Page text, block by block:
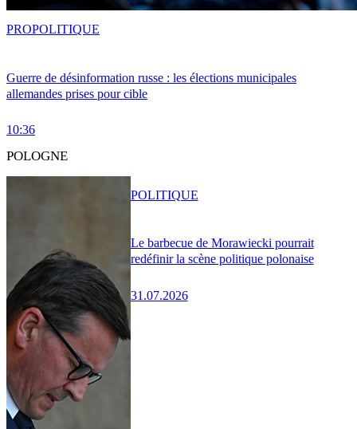
Guerre de désinformation russe : les élections municipales
allemandes prises pour cible
10:36
PROPOLITIQUE
POLOGNE
Le barbecue de Morawiecki pourrait
redéfinir la scène politique polonaise
31.07.2026
POLITIQUE